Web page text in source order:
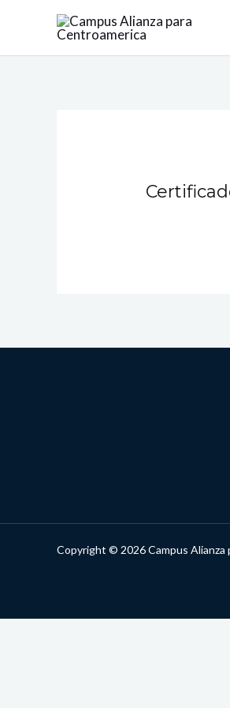
contenido
Copyright © 2026 Campus Alianza